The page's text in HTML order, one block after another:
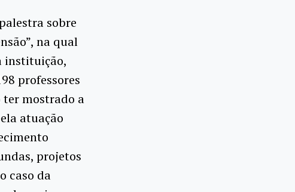
sobre
na qual
instituição,
professores
ter mostrado a
atuação
projetos
caso da